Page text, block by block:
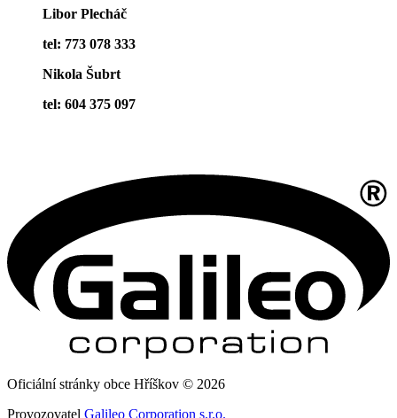
Libor Plecháč
tel: 773 078 333
Nikola Šubrt
tel: 604 375 097
Oficiální stránky obce Hříškov © 2026
Provozovatel Galileo Corporation s.r.o.